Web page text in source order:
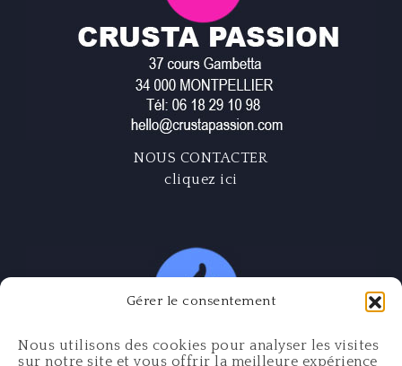
Gérer le consentement
Nous utilisons des cookies pour analyser les visites
sur notre site et vous offrir la meilleure expérience
NOUS CONTACTER
cliquez ici